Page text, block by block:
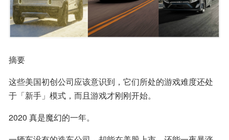
摘要
这些美国初创公司应该意识到，它们所处的游戏难度还处
于「新手」模式，而且游戏才刚刚开始。